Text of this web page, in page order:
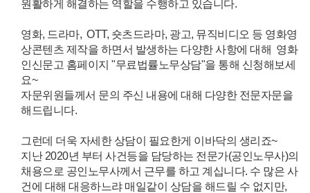
원활하게 해결하는 역할을 수행하고 있습니다.
영화, 드라마, OTT, 숏츠드라마, 광고, 뮤직비디오 등 영화영
상콘텐츠 제작을 하면서 발생하는 다양한 사항에 대해 영화
인신문고 홈페이지 "무료법률노무상담"을 통해 신청해보세
요~
자문위원들께서 문의 주신 내용에 대해 다양한 전문자문을
해드립니다.
그런데 더욱 자세한 상담이 필요한게 이바닥의 생리죠~
지난 2020년 부터 사건등을 담당하는 전문가(공인노무사)의
채용으로 공인노무사께서 근무를 하고 계십니다. 수 많은 사
건에 대해 대응하느랴 매일같이 상담을 해드릴 수 없지만,